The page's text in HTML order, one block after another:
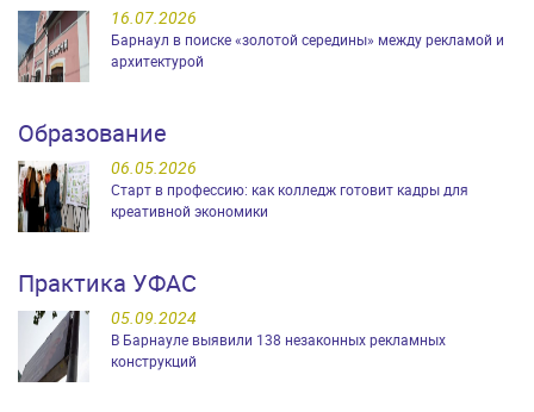
16.07.2026
Барнаул в поиске «золотой середины» между рекламой и
архитектурой
Образование
06.05.2026
Старт в профессию: как колледж готовит кадры для
креативной экономики
Практика УФАС
05.09.2024
В Барнауле выявили 138 незаконных рекламных
конструкций